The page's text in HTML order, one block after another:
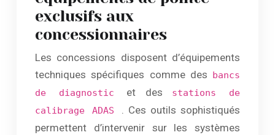
exclusifs aux
concessionnaires
Les concessions disposent d’équipements
techniques spécifiques comme des bancs
de diagnostic et des stations de
calibrage ADAS . Ces outils sophistiqués
permettent d’intervenir sur les systèmes